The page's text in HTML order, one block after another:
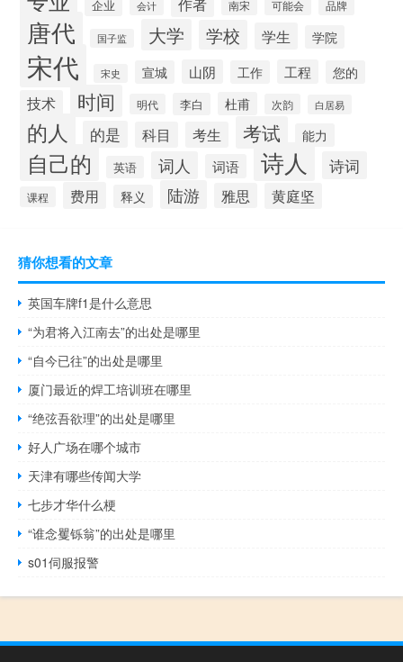
企业 会计 南宋 可能会 品牌
唐代 国子监 大学 学校 学生 学院
宋代 宋史 宣城 山阴 工作 工程 您的
技术 时间 明代 李白 杜甫 次韵 白居易
的人 的是 科目 考生 考试 能力
自己的 英语 词人 词语 诗人 诗词
课程 费用 释义 陆游 雅思 黄庭坚
猜你想看的文章
英国车牌f1是什么意思
“为君将入江南去”的出处是哪里
“自今已往”的出处是哪里
厦门最近的焊工培训班在哪里
“绝弦吾欲理”的出处是哪里
好人广场在哪个城市
天津有哪些传闻大学
七步才华什么梗
“谁念矍铄翁”的出处是哪里
s01伺服报警